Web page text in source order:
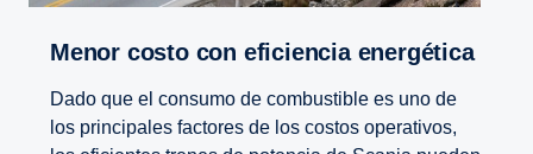
Menor costo con eficiencia energética
Dado que el consumo de combustible es uno de
los principales factores de los costos operativos,